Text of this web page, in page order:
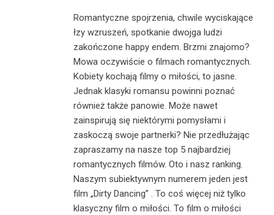
Romantyczne spojrzenia, chwile wyciskające
łzy wzruszeń, spotkanie dwojga ludzi
zakończone happy endem. Brzmi znajomo?
Mowa oczywiście o filmach romantycznych.
Kobiety kochają filmy o miłości, to jasne.
Jednak klasyki romansu powinni poznać
również także panowie. Może nawet
zainspirują się niektórymi pomysłami i
zaskoczą swoje partnerki? Nie przedłużając
zapraszamy na nasze top 5 najbardziej
romantycznych filmów. Oto i nasz ranking.
Naszym subiektywnym numerem jeden jest
film „Dirty Dancing” . To coś więcej niż tylko
klasyczny film o miłości. To film o miłości